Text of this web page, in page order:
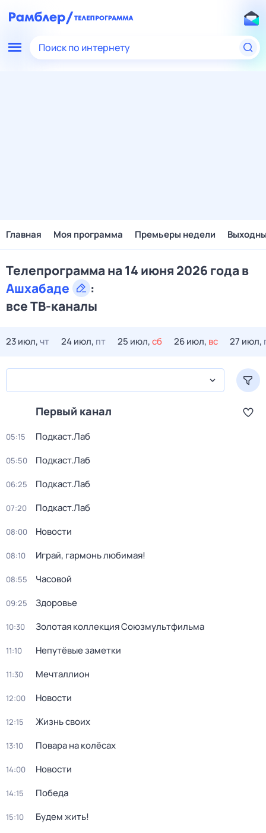
Поиск по интернету
Главная Моя программа Премьеры недели
Телепрограмма на 14 июня 2026 года в
Ашхабаде
:
все ТВ-каналы
23 июл,чт 24 июл, пт 25 июл,сб 26 июл, вс 27 июл,
Первый канал
05:15 Подкаст.Лаб
05:50 Подкаст.Лаб
06:25 Подкаст.Лаб
07:20 Подкаст.Лаб
08:00 Новости
08:10 Играй, гармонь любимая!
08:55 Часовой
09:25 Здоровье
10:30 Золотая коллекция Союзмультфильма
11:10 Непутёвые заметки
11:30 Мечталлион
12:00 Новости
12:15 Жизнь своих
13:10 Повара на колёсах
14:00 Новости
14:15 Победа
15:10 Будем жить!